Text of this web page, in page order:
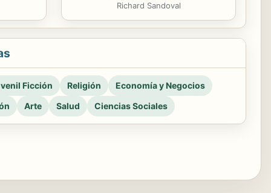
Richard Sandoval
Ficción Religión
Economía y Negocios
Arte Salud Ciencias Sociales